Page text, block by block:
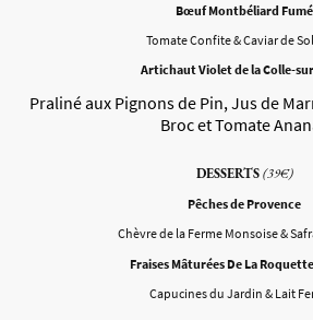
Bœuf Montbéliard Fumé
Tomate Confite & Caviar de
Artichaut Violet de la Colle-
Praliné aux Pignons de Pin, Jus de
Broc et Tomate
DESSERTS(39€)
Pêches de Provence
Chèvre de la Ferme Monsoise &
Fraises Mâturées De La
Capucines du Jardin & Lait